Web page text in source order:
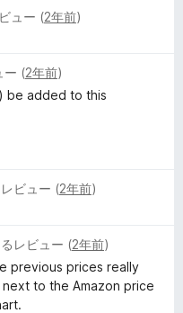
ュー (2年前)
ー (2年前)
be added to this
ビュー (2年前)
レビュー (2年前)
previous prices really
to the Amazon price